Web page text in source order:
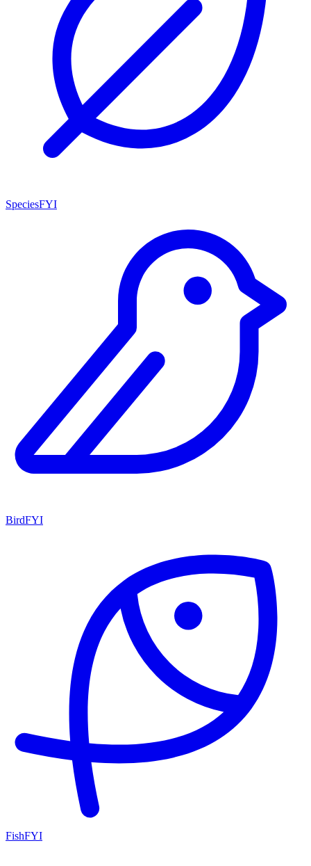
SpeciesFYI
BirdFYI
FishFYI